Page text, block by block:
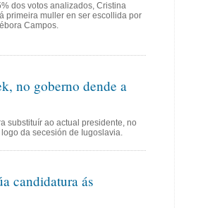
dos votos analizados, Cristina
primeira muller en ser escollida por
Campos.
no goberno dende a
substituír ao actual presidente, no
da secesión de Iugoslavia.
candidatura ás